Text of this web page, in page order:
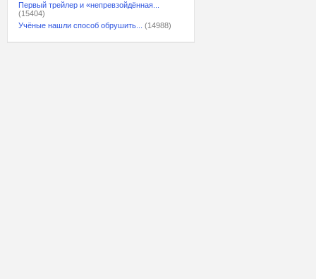
Первый трейлер и «непревзойдённая...
(15404)
Учёные нашли способ обрушить...
(14988)